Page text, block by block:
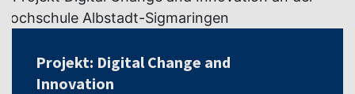
Projekt: Digital Change and
Innovation